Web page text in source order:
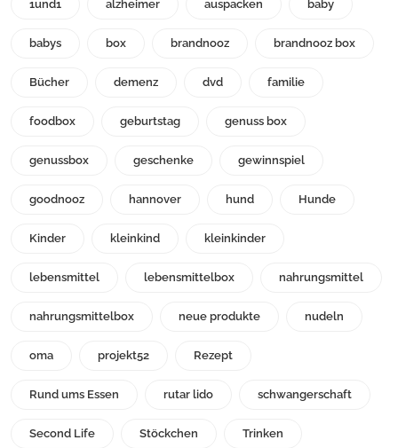
1und1 alzheimer auspacken baby
babys box brandnooz brandnooz box
Bücher demenz dvd familie
foodbox geburtstag genuss box
genussbox geschenke gewinnspiel
goodnooz hannover hund Hunde
Kinder kleinkind kleinkinder
lebensmittel lebensmittelbox nahrungsmittel
nahrungsmittelbox neue produkte nudeln
oma projekt52 Rezept
Rund ums Essen rutar lido schwangerschaft
Second Life Stöckchen Trinken